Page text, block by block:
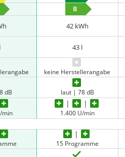
B
42 kWh
43 l
keine Herstellerangabe
dB laut | 78 dB
min 1.400 U/min
15 Programme